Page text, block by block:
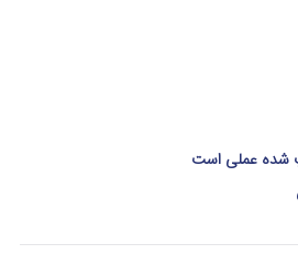
شده عملی است